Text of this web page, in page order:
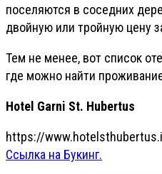
поселяются в соседних
двойную или тройную цену
Тем не менее, вот список
где можно найти
Hotel Garni St. Hubertus
https://
Ссылка на Букинг.